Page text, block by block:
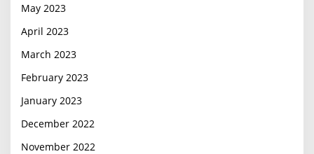
May 2023
April 2023
March 2023
February 2023
January 2023
December 2022
November 2022